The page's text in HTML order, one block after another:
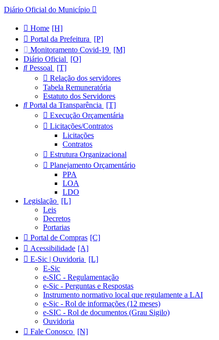
Diário Oficial do Município
Home
Portal da Prefeitura
Monitoramento Covid-19
Diário Oficial
Pessoal
Relação dos servidores
Tabela Remuneratória
Estatuto dos Servidores
Portal da Transparência
Execução Orçamentária
Licitações/Contratos
Licitações
Contratos
Estrutura Organizacional
Planejamento Orçamentário
PPA
LOA
LDO
Legislação
Leis
Decretos
Portarias
Portal de Compras
Acessibilidade
E-Sic | Ouvidoria
E-Sic
e-SIC - Regulamentação
e-Sic - Perguntas e Respostas
Instrumento normativo local que regulamente a LAI
e-Sic - Rol de informações (12 meses)
e-SIC - Rol de documentos (Grau Sigilo)
Ouvidoria
Fale Conosco